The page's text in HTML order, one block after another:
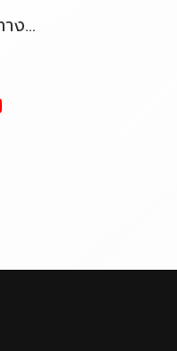
เลเซอร์สำหรับวัดระยะทาง 100" (30cm) KAPRO รุ่น 363 Kaprometer™